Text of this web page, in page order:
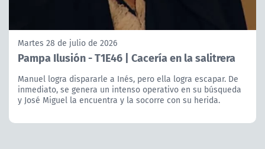
Martes 28 de julio de 2026
Pampa Ilusión - T1E46 | Cacería en la salitrera
Manuel logra dispararle a Inés, pero ella logra escapar. De
inmediato, se genera un intenso operativo en su búsqueda
y José Miguel la encuentra y la socorre con su herida.